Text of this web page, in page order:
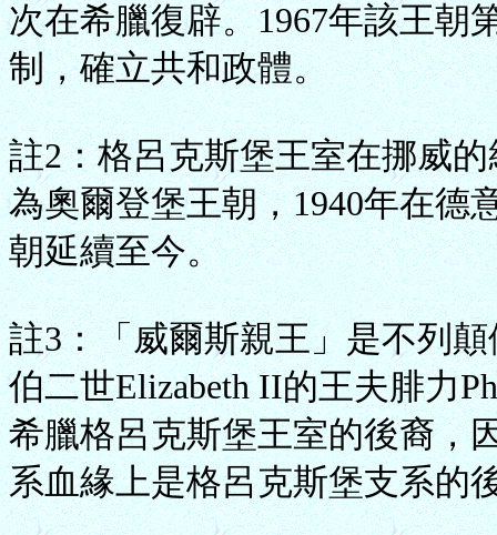
次在希臘復辟。1967年該王朝
制，確立共和政體。
註2：格呂克斯堡王室在挪威
為奧爾登堡王朝，1940年在德
朝延續至今。
註3：「威爾斯親王」是不列
伯二世Elizabeth II的王夫腓力
希臘格呂克斯堡王室的後裔，
系血緣上是格呂克斯堡支系的